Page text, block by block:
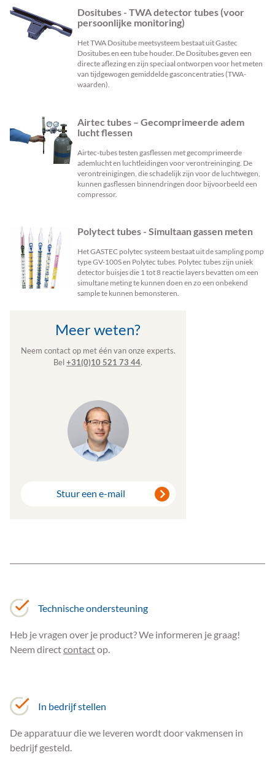
Dositubes - TWA detector tubes (voor
persoonlijke monitoring)
Het TWA Dositube meetsysteem bestaat uit Gastec
Dositubes en een tube houder. De Dositubes geven een
directe aflezing en zijn speciaal ontworpen voor het meten
van tijdgewogen gemiddelde gasconcentraties (TWA-
waarden).
Airtec tubes – Gecomprimeerde adem
lucht flessen
Airtec-tubes testen gasflessen met gecomprimeerde
ademlucht en luchtleidingen voor verontreininging. De
verontreinigingen, die schadelijk zijn voor de luchtwegen,
kunnen gasflessen binnendringen door bijvoorbeeld een
compressor.
Polytect tubes - Simultaan gassen meten
Het GASTEC polytec systeem bestaat uit de sampling pomp
type GV-100S en Polytec tubes. Polytec tubes zijn uniek
detector buisjes die 1 tot 8 reactie layers bevatten om een
simultane meting te kunnen doen en zo een onbekend
sample te kunnen bemonsteren.
Meer weten?
Neem contact op met één van onze experts.
Bel+31(0)10 521 73 44.
Stuur een e-mail
Technische ondersteuning
Heb je vragen over je product? We informeren je graag!
Neem directcontactop.
In bedrijf stellen
De apparatuur die we leveren wordt door vakmensen in
bedrijf gesteld.